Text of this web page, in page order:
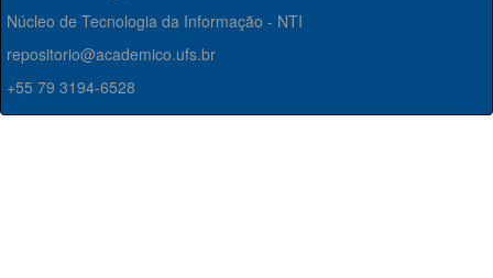
Núcleo de Tecnologia da Informação - NTI
repositorio@academico.ufs.br
+55 79 3194-6528